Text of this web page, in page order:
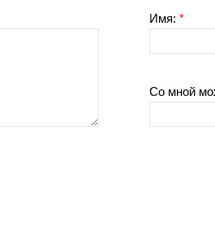
Имя:*
Со мной